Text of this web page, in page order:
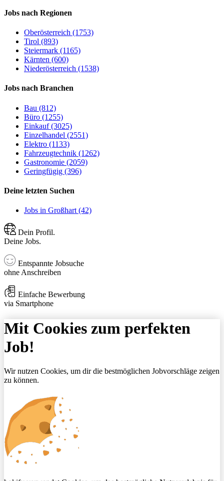
Jobs nach Regionen
Oberösterreich (1753)
Tirol (893)
Steiermark (1165)
Kärnten (600)
Niederösterreich (1538)
Jobs nach Branchen
Bau (812)
Büro (1255)
Einkauf (3025)
Einzelhandel (2551)
Elektro (1133)
Fahrzeugtechnik (1262)
Gastronomie (2059)
Geringfügig (396)
Deine letzten Suchen
Jobs in Großhart (42)
Dein Profil.
Deine Jobs.
Entspannte Jobsuche
ohne Anschreiben
Einfache Bewerbung
via Smartphone
Mit Cookies zum perfekten
Job!
Wir nutzen Cookies, um dir die bestmöglichen Jobvorschläge zeigen
zu können.